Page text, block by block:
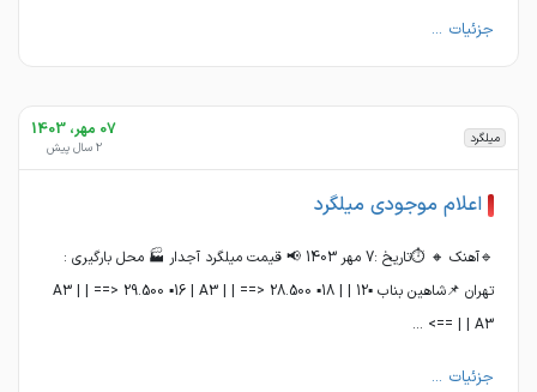
جزئیات ...
میلگرد 07 مهر، 1403
2 سال پیش
اعلام موجودی میلگرد
🔹آهنک 🔸 ⏱تاریخ :7 مهر 1403 📢 قیمت میلگرد آجدار 🏭 محل بارگیری :
تهران 📌شاهین بناب ▪️12 | A3 | | ==> 29.500 ▪️16 | A3 | | ==> 28.500 ▪️18 |
A3 | | ==> ...
جزئیات ...